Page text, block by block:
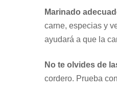
Marinado
carne, especias y
ayudará a que la
No te olvides de
cordero. Prueba